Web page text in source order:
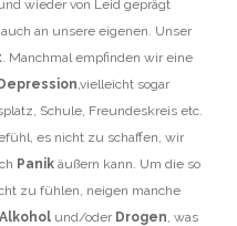
wieder von Leid geprägt
an unsere eigenen. Unser
. Manchmal empfinden wir eine
Depression,vielleicht sogar
Schule, Freundeskreis etc.
es nicht zu schaffen, wir
Panik äußern kann. Um die so
zu fühlen, neigen manche
Alkohol und/oder Drogen, was